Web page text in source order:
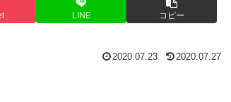
LINE コピー
2020.07.23 2020.07.27